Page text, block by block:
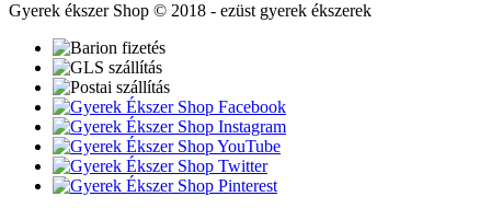
Gyerek ékszer Shop © 2018 - ezüst gyerek ékszerek